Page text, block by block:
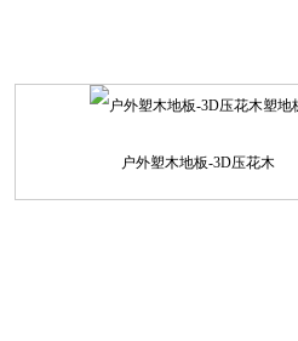
户外塑木地板-3D压花木